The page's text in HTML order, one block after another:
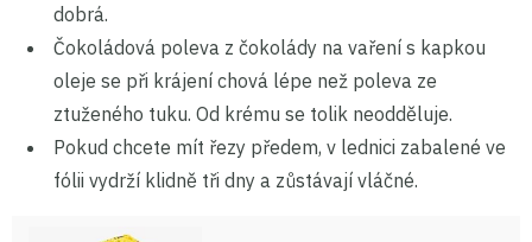
dobrá.
Čokoládová poleva z čokolády na vaření s kapkou
oleje se při krájení chová lépe než poleva ze
ztuženého tuku. Od krému se tolik neodděluje.
Pokud chcete mít řezy předem, v lednici zabalené ve
fólii vydrží klidně tři dny a zůstávají vláčné.